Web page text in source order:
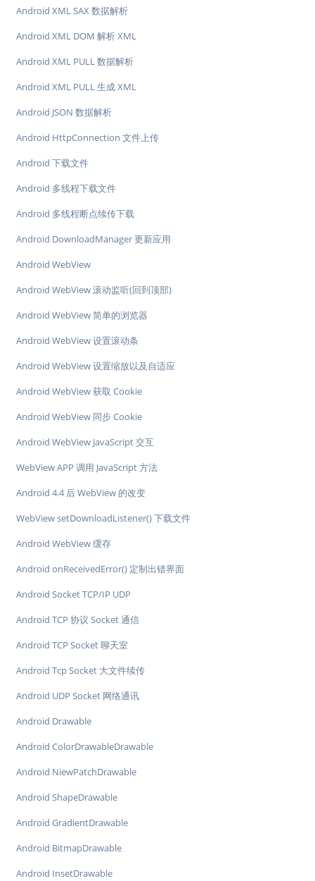
Android XML SAX 数据解析
Android XML DOM 解析 XML
Android XML PULL 数据解析
Android XML PULL 生成 XML
Android JSON 数据解析
Android HttpConnection 文件上传
Android 下载文件
Android 多线程下载文件
Android 多线程断点续传下载
Android DownloadManager 更新应用
Android WebView
Android WebView 滚动监听(回到顶部)
Android WebView 简单的浏览器
Android WebView 设置滚动条
Android WebView 设置缩放以及自适应
Android WebView 获取 Cookie
Android WebView 同步 Cookie
Android WebView JavaScript 交互
WebView APP 调用 JavaScript 方法
Android 4.4 后 WebView 的改变
WebView setDownloadListener() 下载文件
Android WebView 缓存
Android onReceivedError() 定制出错界面
Android Socket TCP/IP UDP
Android TCP 协议 Socket 通信
Android TCP Socket 聊天室
Android Tcp Socket 大文件续传
Android UDP Socket 网络通讯
Android Drawable
Android ColorDrawableDrawable
Android NiewPatchDrawable
Android ShapeDrawable
Android GradientDrawable
Android BitmapDrawable
Android InsetDrawable